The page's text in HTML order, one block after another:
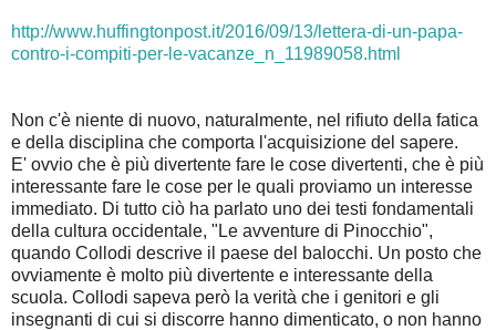
http://www.huffingtonpost.it/2016/09/13/lettera-di-un-papa-
contro-i-compiti-per-le-vacanze_n_11989058.html
Non c'è niente di nuovo, naturalmente, nel rifiuto della fatica
e della disciplina che comporta l'acquisizione del sapere.
E' ovvio che è più divertente fare le cose divertenti, che è più
interessante fare le cose per le quali proviamo un interesse
immediato. Di tutto ciò ha parlato uno dei testi fondamentali
della cultura occidentale, "Le avventure di Pinocchio",
quando Collodi descrive il paese del balocchi. Un posto che
ovviamente è molto più divertente e interessante della
scuola. Collodi sapeva però la verità che i genitori e gli
insegnanti di cui si discorre hanno dimenticato, o non hanno